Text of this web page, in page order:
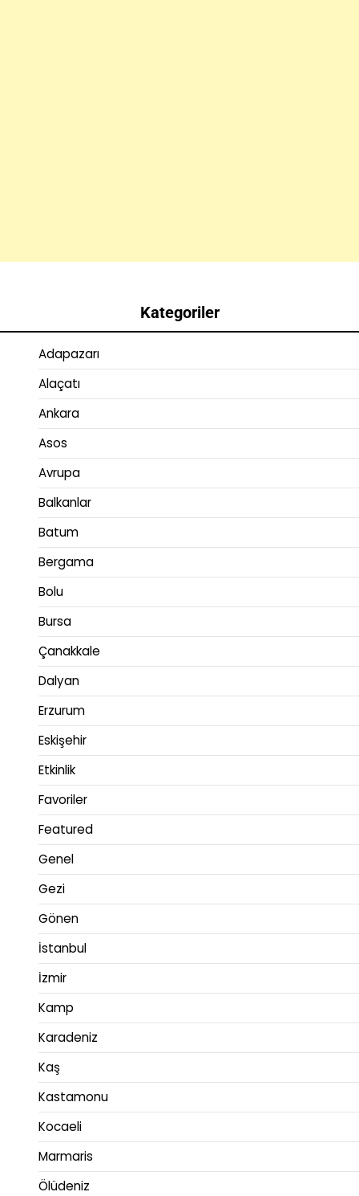
Kategoriler
Adapazarı
Alaçatı
Ankara
Asos
Avrupa
Balkanlar
Batum
Bergama
Bolu
Bursa
Çanakkale
Dalyan
Erzurum
Eskişehir
Etkinlik
Favoriler
Featured
Genel
Gezi
Gönen
İstanbul
İzmir
Kamp
Karadeniz
Kaş
Kastamonu
Kocaeli
Marmaris
Ölüdeniz